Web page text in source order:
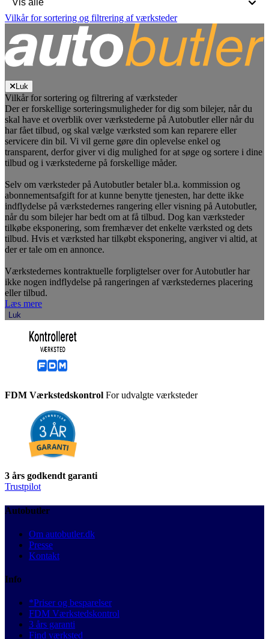
Vilkår for sortering og filtrering af værksteder
Luk
Vilkår for sortering og filtrering af værksteder
Der er forskellige sorteringsmuligheder for dig som bilejer, når du
skal have et overblik over værkstederne på Autobutler eller når du
har fået tilbud, og skal vælge værksted som kan reparere eller
servicere din bil. Vi vil gerne gøre din oplevelse enkel og
transparent, derfor giver vi dig mulighed for at søge og sortere i dine
tilbud og i værkstederne på forskellige måder.
Selv om værksteder på Autobutler betaler bl.a. kommission og
abonnementsafgift for at kunne benytte tjenesten, har dette ikke
indflydelse på værkstedernes rangering eller visning på Autobutler,
når du som bilejer har bedt om at få tilbud. Dog kan værksteder
tilkøbe eksponering, som fremhæver det enkelte værksted og dets
tilbud. Hvis et værksted har tilkøbt eksponering, angiver vi altid, at
der er tale om en annonce.
Værkstedernes kontraktuelle forpligtelser over for Autobutler har
ikke nogen indflydelse på rangeringen af værkstedernes placering
eller tilbud.
Læs mere
Luk
FDM Værkstedskontrol For udvalgte værksteder
3 års godkendt garanti
Trustpilot
Autobutler
Om autobutler.dk
Presse
Kontakt
Info
*Priser og besparelser
FDM Værkstedskontrol
3 års garanti
Find værksted